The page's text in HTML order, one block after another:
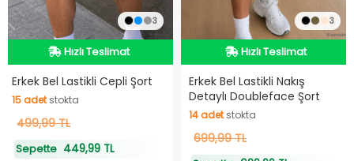
3
Hızlı Teslimat
Hızlı Teslimat
Erkek Bel Lastikli Cepli Şort
15adetstokta
15adetstokta
499,99 TL
Sepette 449,99 TL
3
Hızlı Teslimat
Hızlı Teslimat
Erkek Bel Lastikli Nakış
Detaylı Doubleface Şort
14adetstokta
14adetstokta
699,99 TL